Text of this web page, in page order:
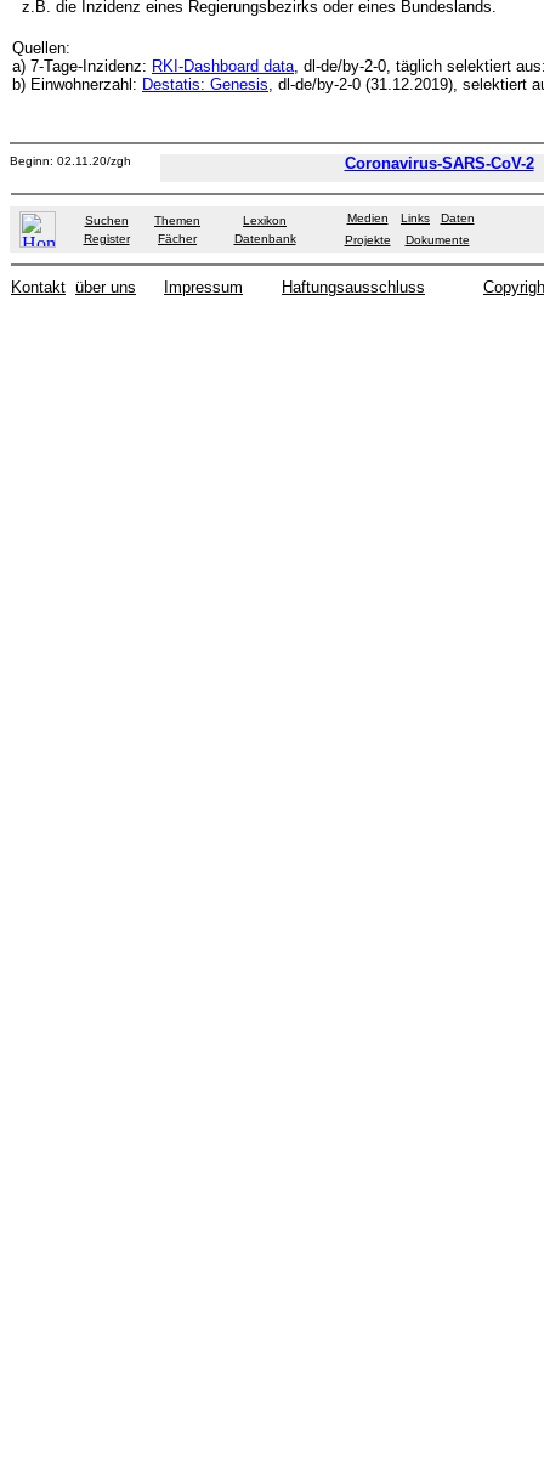
z.B. die Inzidenz eines Regierungsbezirks oder eines Bundeslands.
Quellen:
a) 7-Tage-Inzidenz: RKI-Dashboard data, dl-de/by-2-0, täglich selektiert
b) Einwohnerzahl: Destatis: Genesis, dl-de/by-2-0 (31.12.2019), selektiert
Beginn: 02.11.20/zgh Coronavirus-SARS-CoV-2
Suchen Themen
Lexikon
Register
Fächer Datenbank
Medien Links
Daten
Projekte
Dokumente
Kontakt über uns Impressum Haftungsausschluss